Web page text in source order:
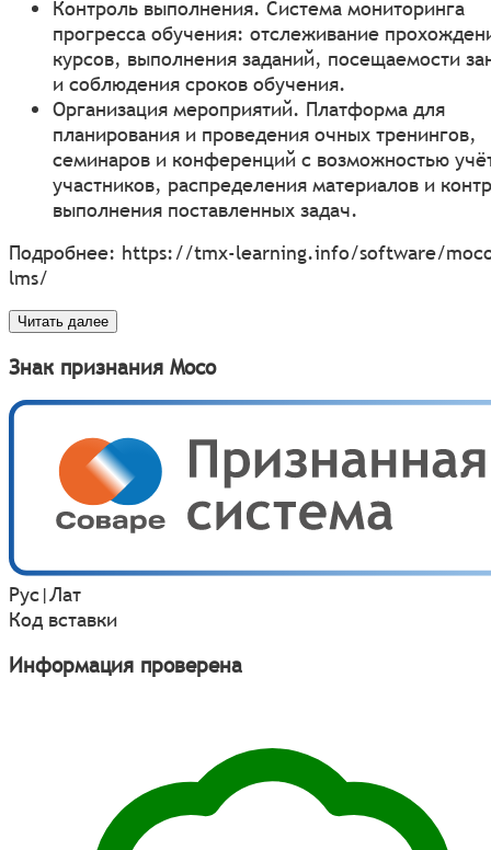
Контроль выполнения. Система мониторинга
прогресса обучения: отслеживание
курсов, выполнения заданий, посещаемости
и соблюдения сроков обучения.
Организация мероприятий. Платформа для
планирования и проведения очных тренингов,
семинаров и конференций с возможностью
участников, распределения материалов и
выполнения поставленных задач.
Подробнее: https://tmx-learning.info/software/
lms/
Читать далее
Знак признания Moco
Рус|Лат
Код вставки
Информация проверена